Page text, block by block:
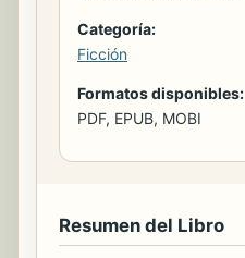
Categoría:
Ficción
Formatos disponibles:
PDF, EPUB, MOBI
Resumen del Libro